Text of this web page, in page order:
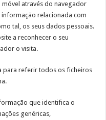
através do navegador
relacionada com
tal, os seus dados pessoais.
a reconhecer o seu
o visita.
para referir todos os ficheiros
que identifica o
genéricas,